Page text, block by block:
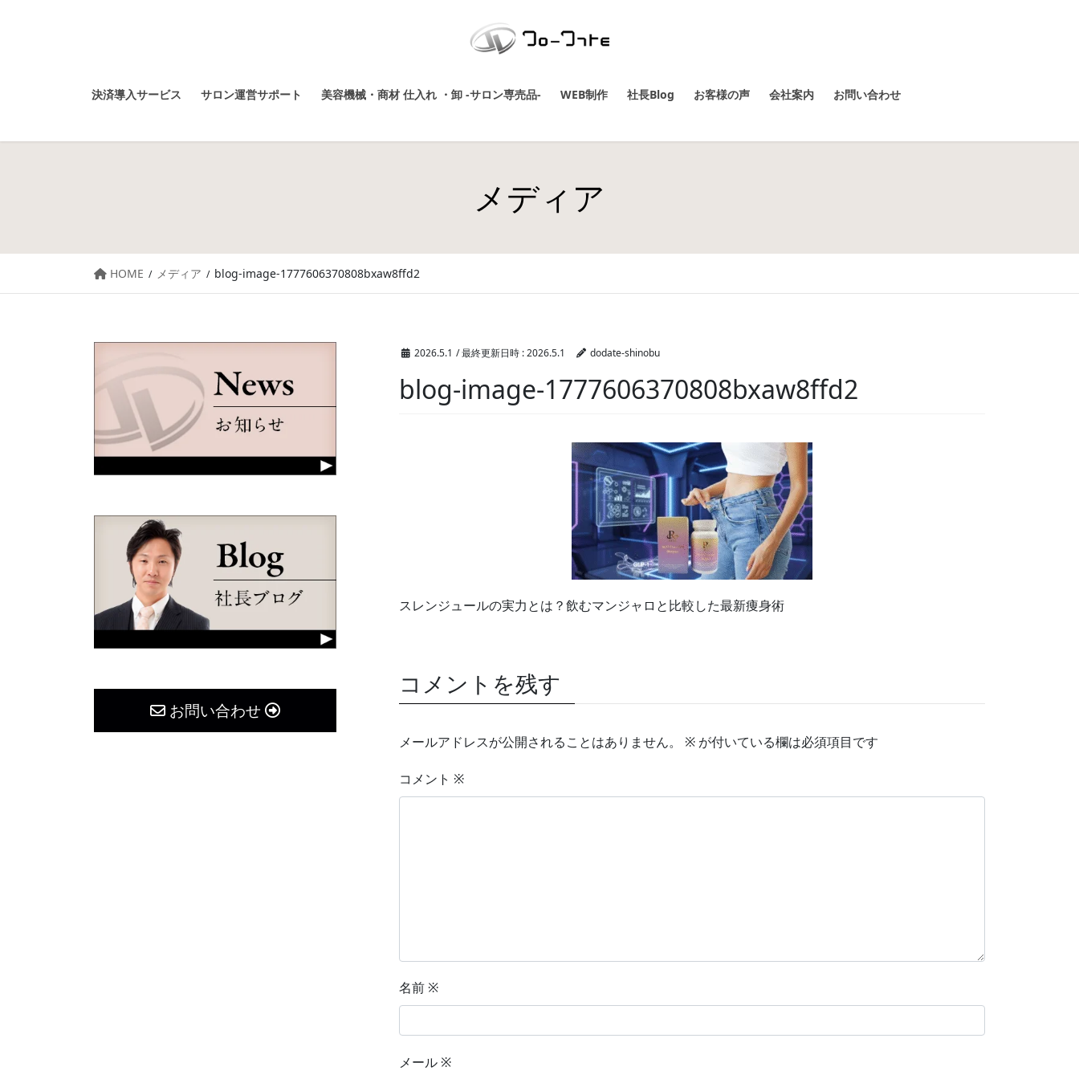
決済導入サービス サロン運営サポート 美容機械・商材 仕入れ ・卸 -サロン専売品- WEB制作 社長Blog お客様の声 会社案内 お問い合わせ
メディア
HOME メディア blog-image-1777606370808bxaw8ffd2
2026.5.1 / 最終更新日時 :2026.5.1 dodate-shinobu
blog-image-1777606370808bxaw8ffd2
スレンジュールの実力とは？飲むマンジャロと比較した最新痩身術
コメントを残す
メールアドレスが公開されることはありません。 ※ が付いている欄は必須項目です
コメント ※
名前 ※
メール ※
お問い合わせ